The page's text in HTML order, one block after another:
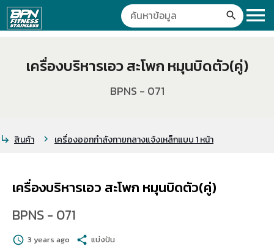
menu
search
เครื่องบริหารเอว สะโพก หมุนบิดตัว(คู่)
BPNS - 071
subdirectory_arrow_right สินค้า chevron_right เครื่องออกกำลังกายกลางแจ้งเหล็กแบบ 1 หน้า
เครื่องบริหารเอว สะโพก หมุนบิดตัว(คู่)
BPNS - 071
schedule 3 years ago share แบ่งปัน